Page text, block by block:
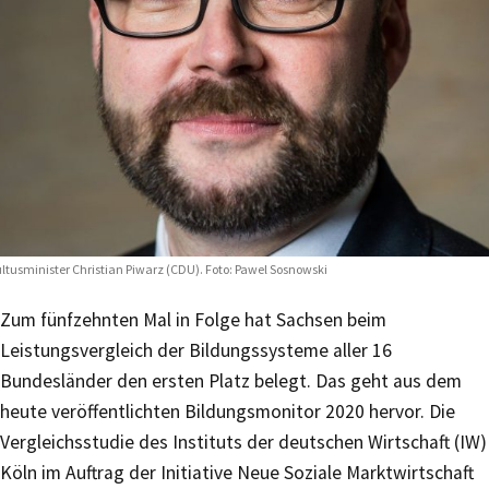
Christian Piwarz (CDU). Foto: Pawel Sosnowski
Zum fünfzehnten Mal in Folge hat Sachsen beim
Leistungsvergleich der Bildungssysteme aller 16
Bundesländer den ersten Platz belegt. Das geht aus dem
heute veröffentlichten Bildungsmonitor 2020 hervor. Die
Vergleichsstudie des Instituts der deutschen Wirtschaft (IW)
Köln im Auftrag der Initiative Neue Soziale Marktwirtschaft